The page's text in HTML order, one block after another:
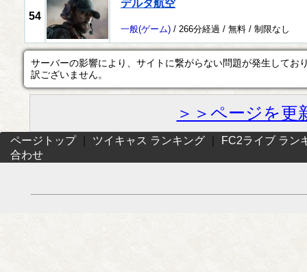
54
デルタ航空
一般(ゲーム) / 266分経過 / 無料 / 制限なし
サーバーの影響により、サイトに繋がらない問題が発生してお
訳ございません。
＞＞ページを更
ページトップ｜ ツイキャス ランキング
FC2ライブ ラン
合わせ